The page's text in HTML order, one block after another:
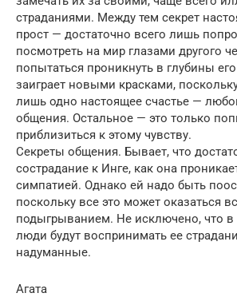
страданиями. Между тем секрет
прост — достаточно всего лишь
посмотреть на мир глазами другого
попытаться проникнуть в глубины
заиграет новыми красками,
лишь одно настоящее счастье —
общения. Остальное — это только
приблизиться к этому чувству.
Секреты общения. Бывает, что
сострадание к Инге, как она
симпатией. Однако ей надо быть
поскольку все это может оказаться
подыгрыванием. Не исключено, что в
люди будут воспринимать ее
надуманные.
Агата